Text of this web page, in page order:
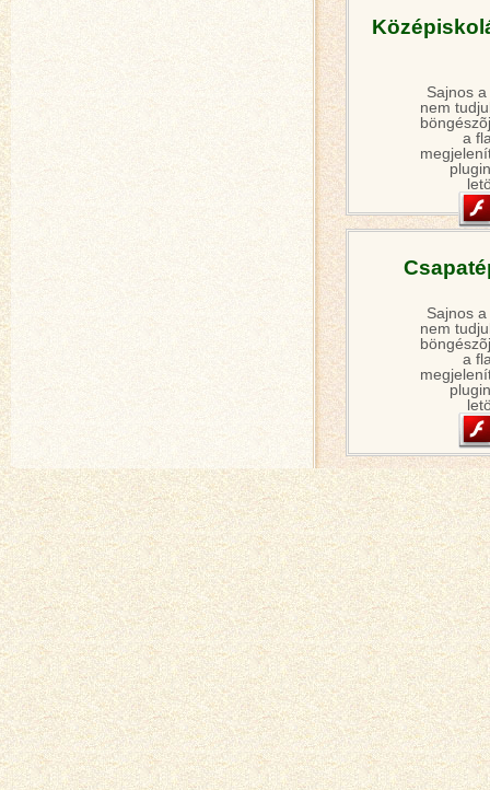
Sajnos
nem
a
Sajnos
nem
a